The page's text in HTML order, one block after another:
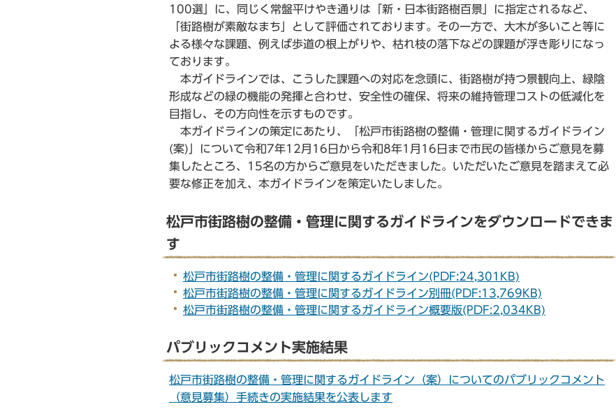
100選」に、同じく常盤平けやき通りは「新・日本街路樹百景」に指定されるなど、
「街路樹が素敵なまち」として評価されております。その一方で、大木が多いこと等に
よる様々な課題、例えば歩道の根上がりや、枯れ枝の落下などの課題が浮き彫りになっ
ております。
本ガイドラインでは、こうした課題への対応を念頭に、街路樹が持つ景観向上、緑陰
形成などの緑の機能の発揮と合わせ、安全性の確保、将来の維持管理コストの低減化を
目指し、その方向性を示すものです。
本ガイドラインの策定にあたり、「松戸市街路樹の整備・管理に関するガイドライン
(案)」について令和7年12月16日から令和8年1月16日まで市民の皆様からご意見を募
集したところ、15名の方からご意見をいただきました。いただいたご意見を踏まえて必
要な修正を加え、本ガイドラインを策定いたしました。
松戸市街路樹の整備・管理に関するガイドラインをダウンロードできま
す
松戸市街路樹の整備・管理に関するガイドライン(PDF:24,301KB)
松戸市街路樹の整備・管理に関するガイドライン別冊(PDF:13,769KB)
松戸市街路樹の整備・管理に関するガイドライン概要版(PDF:2,034KB)
パブリックコメント実施結果
松戸市街路樹の整備・管理に関するガイドライン（案）についてのパブリックコメント
（意見募集）手続きの実施結果を公表します